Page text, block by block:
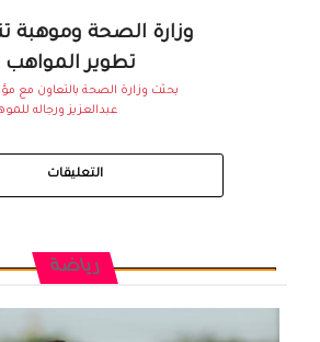
وزارة الصحة وموهبة
تطوير
بحثت وزارة الصحة بالتعاون مع
عبدالعزيز ورجاله
التعليقات
رياضة